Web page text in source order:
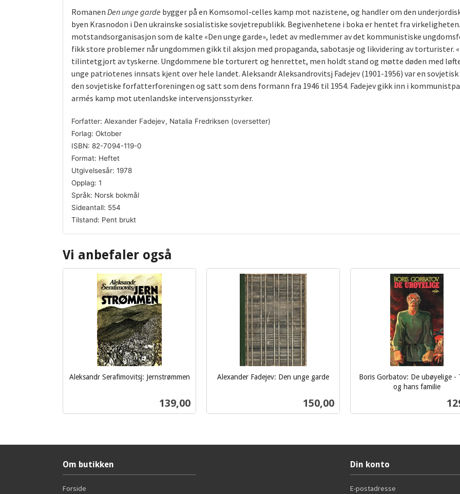
Romanen Den unge garde bygger på en Komsomol-celles kamp mot nazistene, og handler om den
byen Krasnodon i Den ukrainske sosialistiske sovjetrepublikk. Begivenhetene i boka er hentet fra
motstandsorganisasjon som de kalte «Den unge garde», ledet av medlemmer av det kommunistiske
fikk store problemer når ungdommen gikk til aksjon med propaganda, sabotasje og likvidering av torturister.
tilintetgjort av tyskerne. Ungdommene ble torturert og henrettet, men holdt stand og møtte døden med
unge patriotenes innsats kjent over hele landet. Aleksandr Aleksandrovitsj Fadejev (1901-1956) var en
den sovjetiske forfatterforeningen og satt som dens formann fra 1946 til 1954. Fadejev gikk inn i
armés kamp mot utenlandske intervensjonsstyrker.
Forfatter: Alexander Fadejev, Natalia Fredriksen (oversetter)
Forlag: Oktober
ISBN: 82-7094-119-0
Format: Heftet
Utgivelsesår: 1978
Opplag: 1
Språk: Norsk bokmål
Sideantall: 554
Tilstand: Pent brukt
Vi anbefaler også
Aleksandr Serafimovitsj: Jernstrømmen
Pris
139,00
Alexander Fadejev: Den unge garde
Pris
150,00
Boris Gorbatov: De ubøyelige -
og hans familie
Om butikken
Forside
Din konto
E-postadresse